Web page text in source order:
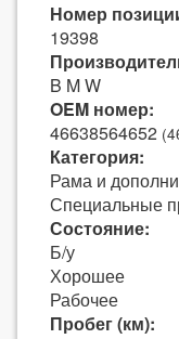
Номер
19398
B M W
OEM номер:
46638564652
Категория:
Рама и
Специальные
Состояние:
Б/у
Хорошее
Рабочее
Пробег (км):